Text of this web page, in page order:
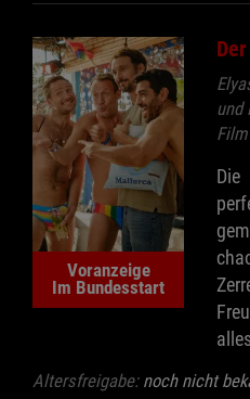
Voranzeige
Im Bundesstart
und
Die
Altersfreigabe: noch nicht